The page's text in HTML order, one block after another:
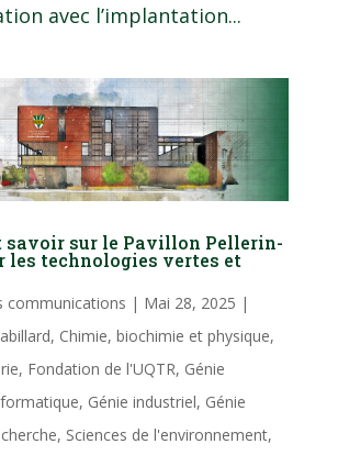
avec l’implantation...
savoir sur le Pavillon Pellerin-
les technologies vertes et
communications | Mai 28, 2025 |
, Chimie, biochimie et physique,
, Fondation de l'UQTR, Génie
, Génie industriel, Génie
, Sciences de l'environnement,